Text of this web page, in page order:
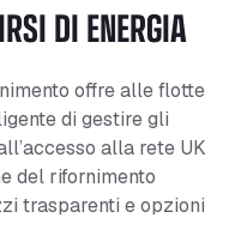
DI ENERGIA
offre alle flotte
di gestire gli
alla rete UK
del rifornimento
trasparenti e opzioni